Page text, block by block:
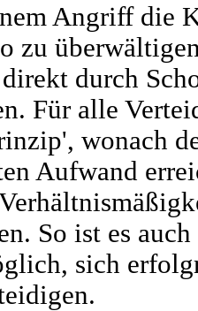
Angriff die
zu
durch
Für alle
wonach
Aufwand
So ist es
sich